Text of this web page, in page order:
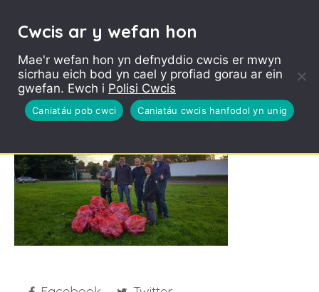
Master Gunner litter
pick 20170809
Cwcis ar y wefan hon
Mae'r wefan hon yn defnyddio cwcis er mwyn
sicrhau eich bod yn cael y profiad gorau ar ein
gwefan. Ewch i Polisi Cwcis
Caniatáu pob cwci Caniatáu cwcis hanfodol yn unig